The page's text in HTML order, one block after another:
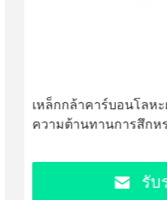
เหล็กกล้าคาร์บอนโลหะ
ความต้านทานการสึกห
รับ